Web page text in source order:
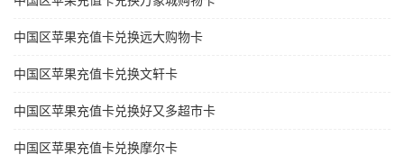
中国区苹果充值卡兑换远大购物卡
中国区苹果充值卡兑换文轩卡
中国区苹果充值卡兑换好又多超市卡
中国区苹果充值卡兑换摩尔卡